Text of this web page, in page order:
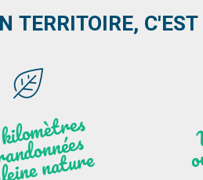
TERRITOIRE,